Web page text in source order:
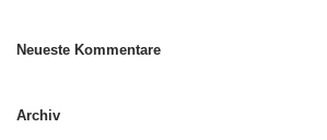
Neueste Kommentare
Archiv